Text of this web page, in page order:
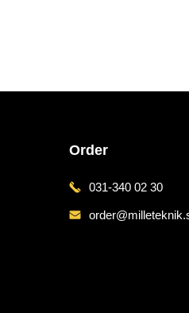
Order
031-340 02 30